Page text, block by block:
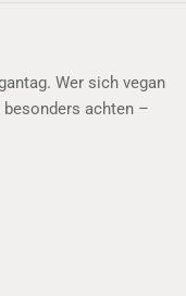
Wer sich vegan
achten –